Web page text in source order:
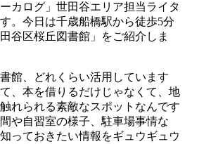
カログ」世田谷エリア担当ライタ
。今日は千歳船橋駅から徒歩5分
谷区桜丘図書館」をご紹介しま
館、どれくらい活用しています
、本を借りるだけじゃなくて、地
れられる素敵なスポットなんです
や自習室の様子、駐車場事情な
っておきたい情報をギュウギュウ